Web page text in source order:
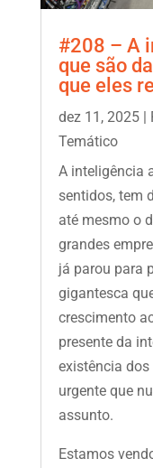
#208 – A
que são
que eles
dez 11, 2025|
Temático
A inteligência
sentidos, tem
até mesmo o
grandes
já parou para
gigantesca
crescimento
presente da
existência dos
urgente que
assunto.
Estamos